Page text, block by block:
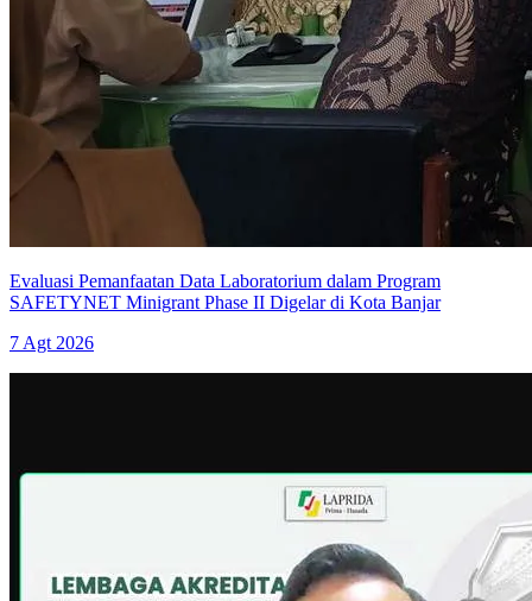
Evaluasi Pemanfaatan Data Laboratorium dalam Program
SAFETYNET Minigrant Phase II Digelar di Kota Banjar
7 Agt 2026